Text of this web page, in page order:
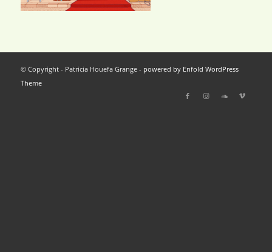
© Copyright - Patricia Houefa Grange - powered by Enfold WordPress
Theme